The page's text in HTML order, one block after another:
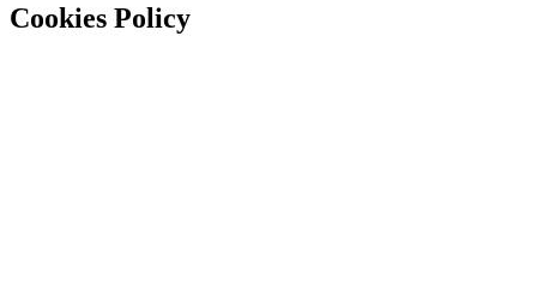
Cookies Policy